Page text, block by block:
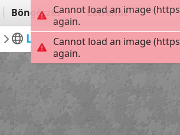
Böngészés Létrehoz
LANDSCAPE Debannja
Cannot load an image
again.
Cannot load an image
again.